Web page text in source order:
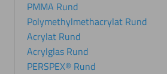
PMMA Rund
Polymethylmethacrylat Rund
Acrylat Rund
Acrylglas Rund
PERSPEX® Rund